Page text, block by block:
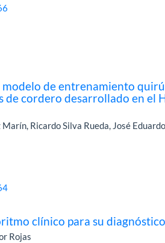
de entrenamiento
de cordero desarrollado en el
Ricardo Silva Rueda, José
clínico para su
Rojas